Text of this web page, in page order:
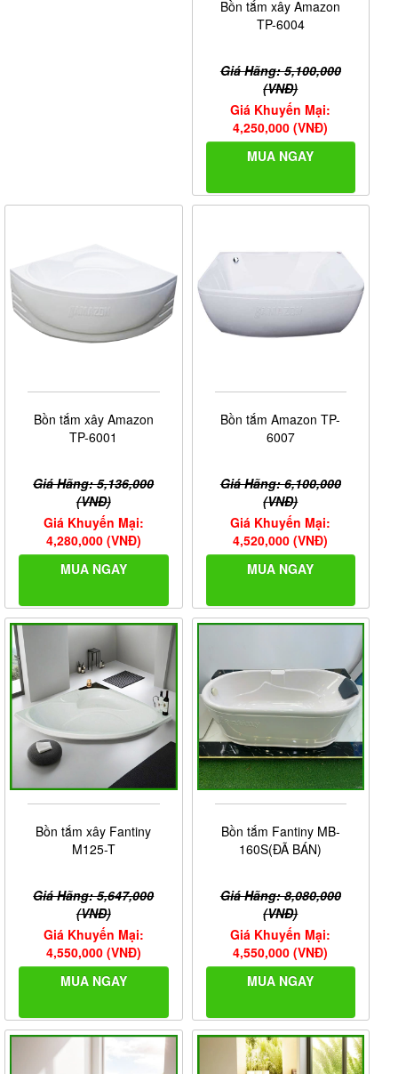
Bồn tắm xây Amazon
TP-6004
Giá Hãng: 5,100,000
(VNĐ)
Giá Khuyến Mại:
4,250,000 (VNĐ)
MUA NGAY
Bồn tắm xây Amazon
TP-6001
Giá Hãng: 5,136,000
(VNĐ)
Giá Khuyến Mại:
4,280,000 (VNĐ)
MUA NGAY
Bồn tắm Amazon TP-
6007
Giá Hãng: 6,100,000
(VNĐ)
Giá Khuyến Mại:
4,520,000 (VNĐ)
MUA NGAY
Bồn tắm xây Fantiny
M125-T
Giá Hãng: 5,647,000
(VNĐ)
Giá Khuyến Mại:
4,550,000 (VNĐ)
MUA NGAY
Bồn tắm Fantiny MB-
160S(ĐÃ BÁN)
Giá Hãng: 8,080,000
(VNĐ)
Giá Khuyến Mại:
4,550,000 (VNĐ)
MUA NGAY